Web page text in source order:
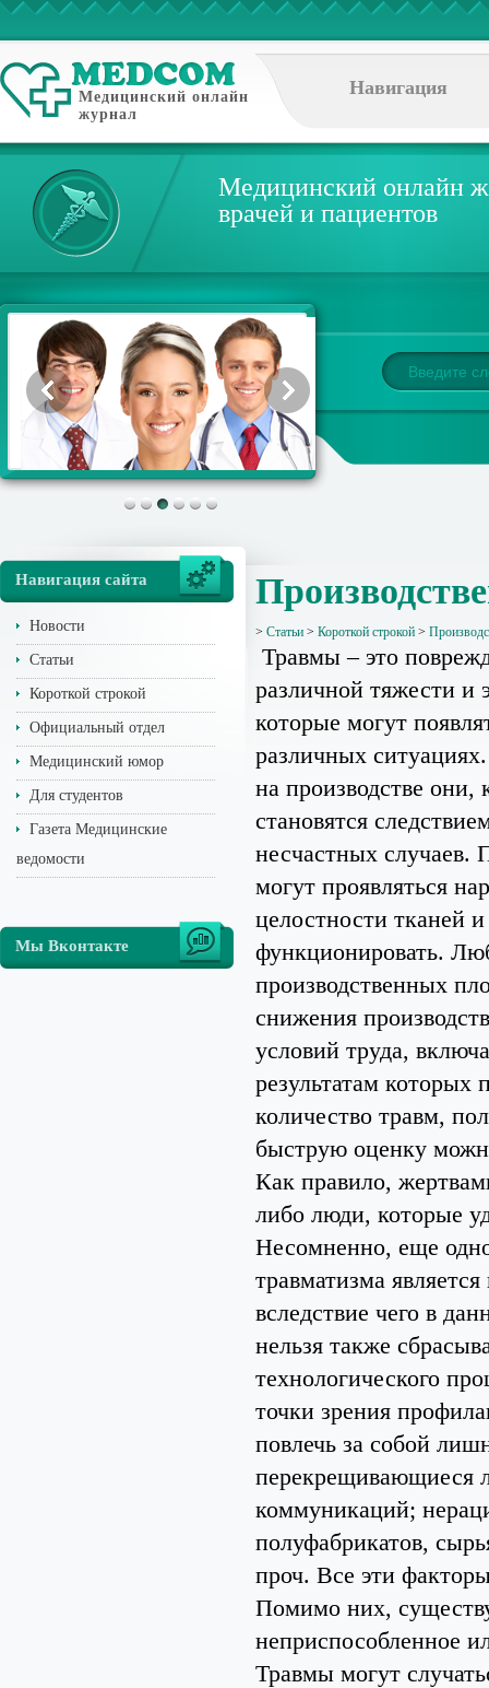
Медицинский онлайн
журнал
Навигация
Медицинский онлайн
врачей и пациентов
Навигация сайта
Новости
Статьи
Короткой строкой
Официальный отдел
Медицинский юмор
Для студентов
Газета Медицинские
ведомости
Мы Вконтакте
> Статьи > Короткой строкой >
Травмы – это
различной тяжести и
которые могут
различных
на производстве они,
становятся
несчастных случаев.
могут проявляться
целостности тканей
функционировать.
производственных
снижения
условий труда,
результатам которых
количество травм,
быструю оценку
Как правило,
либо люди, которые
Несомненно, еще
травматизма
вследствие чего в
нельзя также
технологического
точки зрения
повлечь за собой
перекрещивающиеся
коммуникаций;
полуфабрикатов,
проч. Все эти
Помимо них,
неприспособленное
Травмы могут